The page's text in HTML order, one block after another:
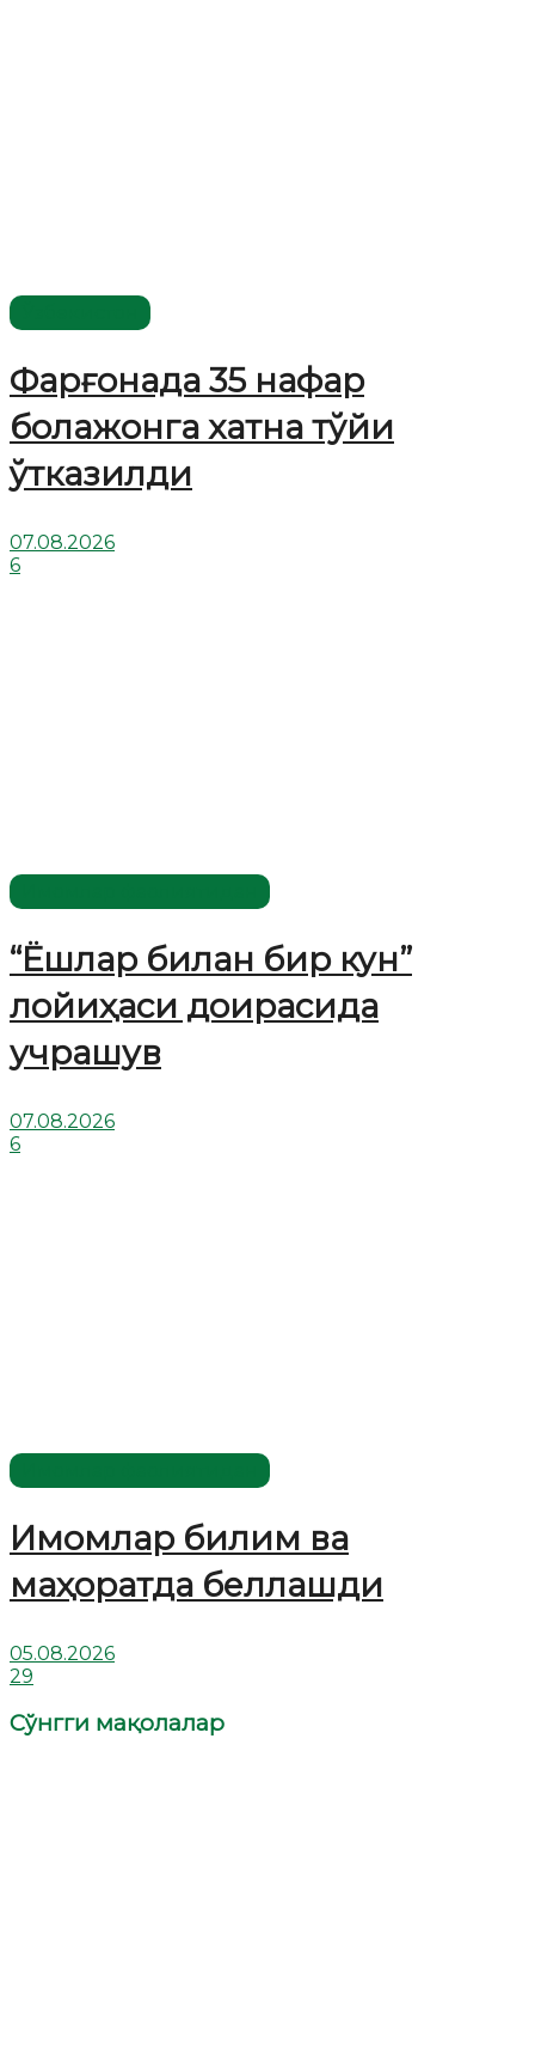
Фарғонада 35 нафар
болажонга хатна тўйи
ўтказилди
07.08.2026
6
“Ёшлар билан бир кун”
лойиҳаси доирасида
учрашув
07.08.2026
6
Имомлар билим ва
маҳоратда беллашди
05.08.2026
29
Сўнгги мақолалар